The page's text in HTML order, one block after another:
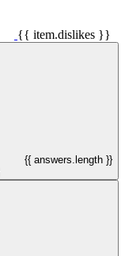
{{ item.dislikes }}
{{ answers.length }}